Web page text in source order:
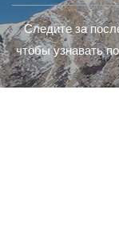
Следите за
чтобы узнавать